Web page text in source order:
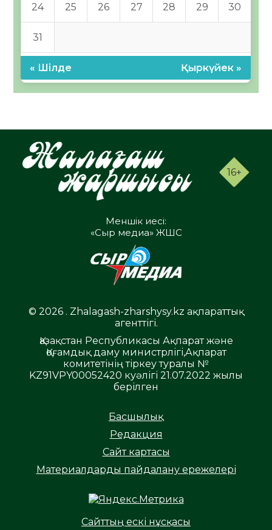
24 25 26 27 28 29 30
31
« Шілде Қыркүйек »
16+
Меншік иесі:
«Сыр медиа» ЖШС
© 2026 . Zhalagash-zharshysy.kz ақпараттық
агенттігі.
Қазақстан Республикасы Ақпарат және
Қоғамдық даму министрлігі,Ақпарат
комитетінің тіркеу туралы №
KZ91VPY00052420 куәлігі 21.07.2022 жылы
берілген
Басшылық
Редакция
Сайт картасы
Материалдарды пайдалану ережелері
Сайттың ескі нұсқасы